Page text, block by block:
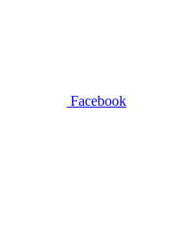
Facebook